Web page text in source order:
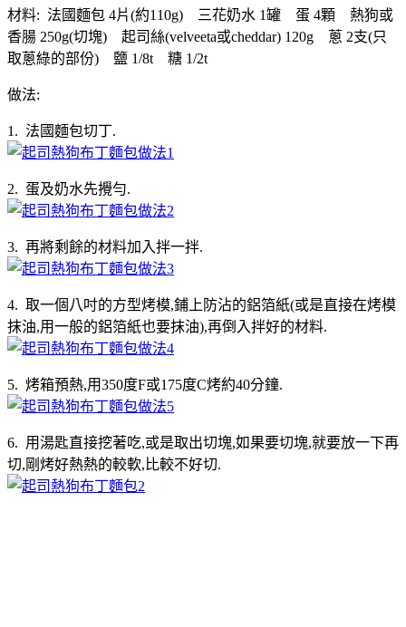
材料: 法國麵包 4片(約110g) 三花奶水 1罐 蛋 4顆 熱狗或
香腸 250g(切塊) 起司絲(velveeta或cheddar) 120g 蔥 2支(只
取蔥綠的部份) 鹽 1/8t 糖 1/2t
做法:
1. 法國麵包切丁.
2. 蛋及奶水先攪勻.
3. 再將剩餘的材料加入拌一拌.
4. 取一個八吋的方型烤模,鋪上防沾的鋁箔紙(或是直接在烤模
抹油,用一般的鋁箔紙也要抹油),再倒入拌好的材料.
5. 烤箱預熱,用350度F或175度C烤約40分鐘.
6. 用湯匙直接挖著吃,或是取出切塊,如果要切塊,就要放一下再
切,剛烤好熱熱的較軟,比較不好切.